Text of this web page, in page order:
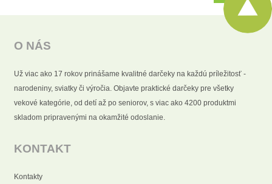
O NÁS
Už viac ako 17 rokov prinášame kvalitné darčeky na každú príležitosť -
narodeniny, sviatky či výročia. Objavte praktické darčeky pre všetky
vekové kategórie, od detí až po seniorov, s viac ako 4200 produktmi
skladom pripravenými na okamžité odoslanie.
KONTAKT
Kontakty